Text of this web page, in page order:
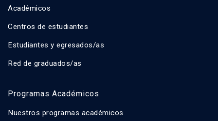
Académicos
Centros de estudiantes
Estudiantes y egresados/as
Red de graduados/as
Programas Académicos
Nuestros programas académicos